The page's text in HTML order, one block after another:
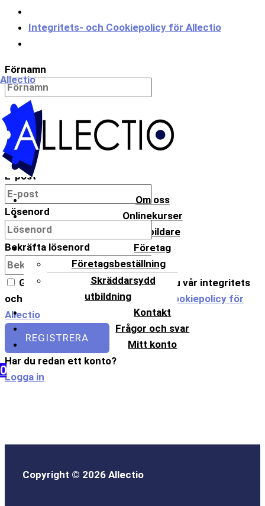
Integritets- och Cookiepolicy för Allectio
Allectio
Om oss
Onlinekurser
Bli utbildare
Företag
Företagsbeställning
Skräddarsydd
utbildning
Kontakt
Frågor och svar
Mitt konto
0
Förnamn
Efternamn
Användarnamn
E-post
Lösenord
Bekräfta lösenord
Genom att fortsätta godkänner du vår integritets
och cookiepolicy.Integritets- och Cookiepolicy för
Allectio
REGISTRERA
Har du redan ett konto?
Logga in
Copyright © 2026 Allectio